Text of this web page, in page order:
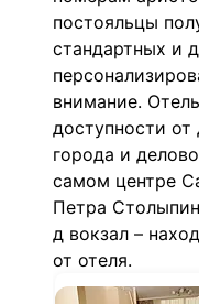
постояльцы
стандартных и
внимание.
доступности от
города и
самом центре
Петра
д вокзал –
от отеля.